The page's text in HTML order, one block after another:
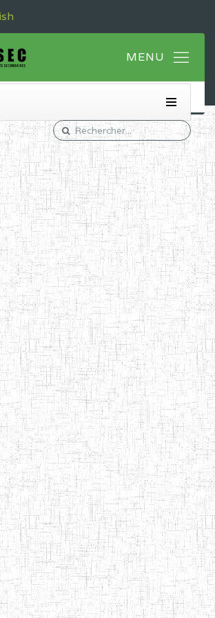
les filtres